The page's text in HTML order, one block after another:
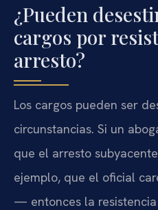
¿Pueden
cargos por
arresto?
Los cargos pueden ser
circunstancias. Si un
que el arresto
ejemplo, que el oficial
— entonces la